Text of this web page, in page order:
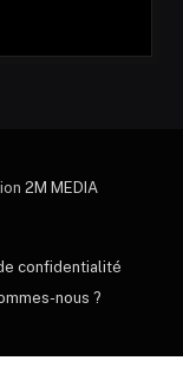
2M MEDIA
confidentialité
nous ?